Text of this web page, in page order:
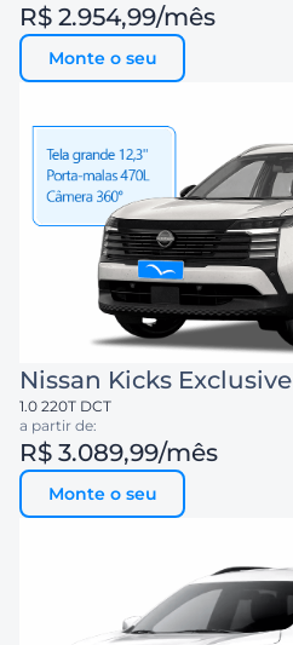
R$ 2.954,99/mês
Monte o seu
Nissan Kicks Exclusive
1.0 220T DCT
a partir de:
R$ 3.089,99/mês
Monte o seu